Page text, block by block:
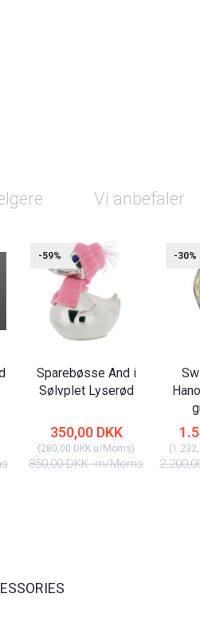
Vi anbefaler
-59%
Sparebøsse And i
Sølvplet Lyserød
350,00 DKK
(280,00 DKK u/Moms)
850,00 DKKm/Moms
-30%
(